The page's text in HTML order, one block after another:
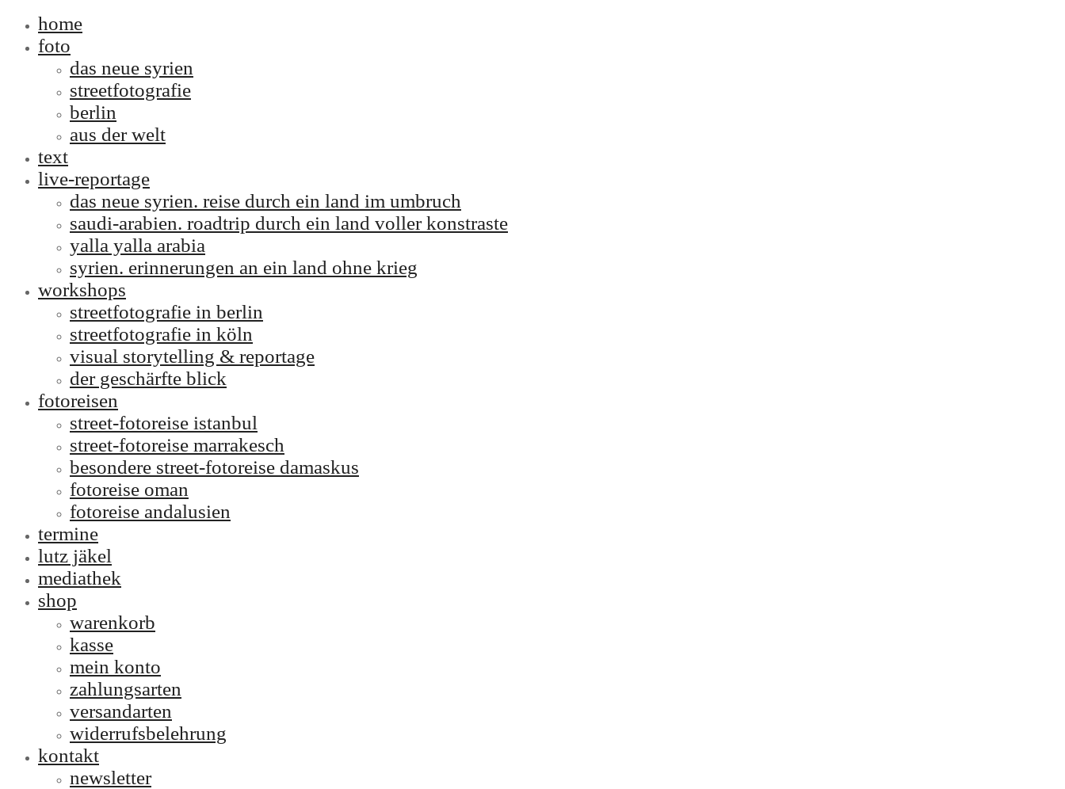
home
foto
das neue syrien
streetfotografie
berlin
aus der welt
text
live-reportage
das neue syrien. reise durch ein land im umbruch
saudi-arabien. roadtrip durch ein land voller konstraste
yalla yalla arabia
syrien. erinnerungen an ein land ohne krieg
workshops
streetfotografie in berlin
streetfotografie in köln
visual storytelling & reportage
der geschärfte blick
fotoreisen
street-fotoreise istanbul
street-fotoreise marrakesch
besondere street-fotoreise damaskus
fotoreise oman
fotoreise andalusien
termine
lutz jäkel
mediathek
shop
warenkorb
kasse
mein konto
zahlungsarten
versandarten
widerrufsbelehrung
kontakt
newsletter